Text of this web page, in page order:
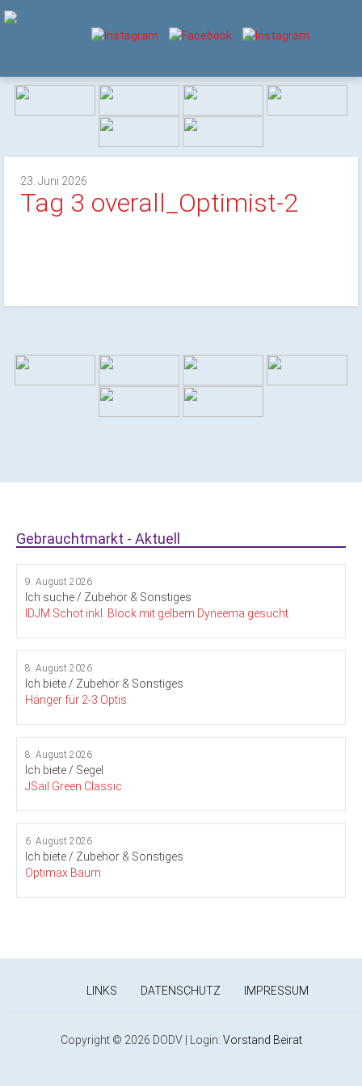
23. Juni 2026
Tag 3 overall_Optimist-2
Gebrauchtmarkt - Aktuell
9. August 2026
Ich suche / Zubehör & Sonstiges
IDJM Schot inkl. Block mit gelbem Dyneema gesucht
8. August 2026
Ich biete / Zubehör & Sonstiges
Hänger für 2-3 Optis
8. August 2026
Ich biete / Segel
JSail Green Classic
6. August 2026
Ich biete / Zubehör & Sonstiges
Optimax Baum
LINKS DATENSCHUTZ IMPRESSUM
Copyright © 2026 DODV | Login: Vorstand Beirat